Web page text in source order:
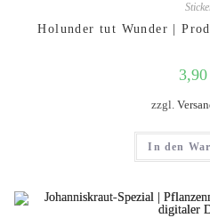
Holunder tut Wunder |
3,90
zzgl.
In den